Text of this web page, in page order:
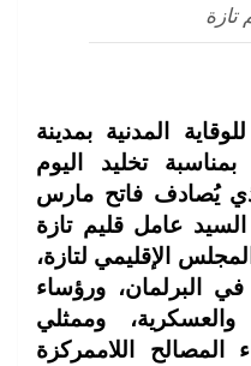
تازة
المدنية بمدينة
تخليد اليوم
يُصادف فاتح مارس
عامل قليم تازة
الإقليمي لتازة،
البرلمان، ورؤساء
والعسكرية، وممثلي
المصالح اللاممركزة